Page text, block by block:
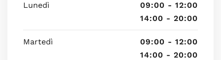
Lunedì
09:00 - 12:00
14:00 - 20:00
Martedì
09:00 - 12:00
14:00 - 20:00